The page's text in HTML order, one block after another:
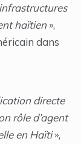
haïtien»,
dans
directe
rôle d’agent
en Haïti»,